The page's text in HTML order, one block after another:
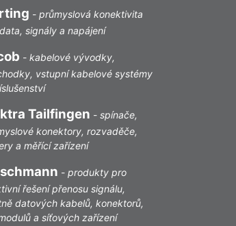
- průmyslová konektivita
signály a napájení
- kabelové vývodky,
vstupní kabelové systémy
Tailfingen - spínače,
konektory, rozvaděče,
a měřící zařízení
- produkty pro
řešení přenosu signálu,
datových kabelů, konektorů,
a síťových zařízení